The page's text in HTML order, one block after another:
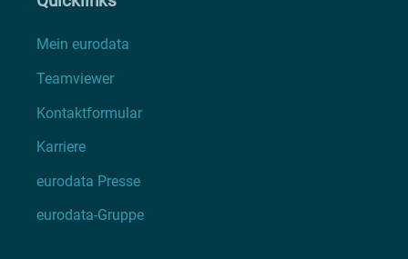
Mein eurodata
Teamviewer
Kontaktformular
Karriere
eurodata Presse
eurodata-Gruppe